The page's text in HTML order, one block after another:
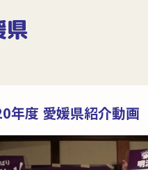
年度 愛媛県紹介動画